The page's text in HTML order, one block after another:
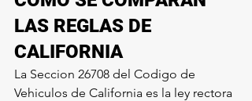
LAS REGLAS DE
CALIFORNIA
La Seccion 26708 del Codigo de
Vehiculos de California es la ley rectora